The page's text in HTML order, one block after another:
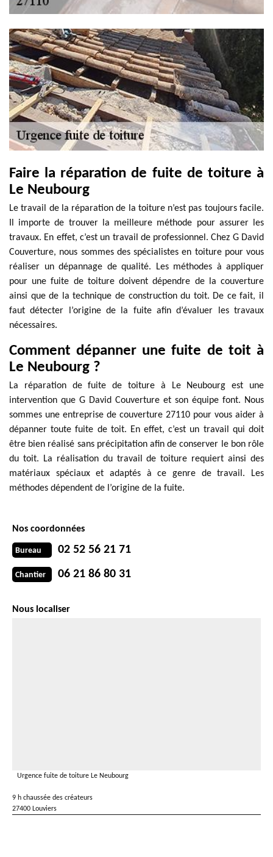
Faire la réparation de fuite de toiture à
Le Neubourg
Le travail de la réparation de la toiture n’est pas toujours facile.
Il importe de trouver la meilleure méthode pour assurer les
travaux. En effet, c’est un travail de professionnel. Chez G David
Couverture, nous sommes des spécialistes en toiture pour vous
réaliser un dépannage de qualité. Les méthodes à appliquer
pour une fuite de toiture doivent dépendre de la couverture
ainsi que de la technique de construction du toit. De ce fait, il
faut détecter l’origine de la fuite afin d’évaluer les travaux
nécessaires.
Comment dépanner une fuite de toit à
Le Neubourg ?
La réparation de fuite de toiture à Le Neubourg est une
intervention que G David Couverture et son équipe font. Nous
sommes une entreprise de couverture 27110 pour vous aider à
dépanner toute fuite de toit. En effet, c’est un travail qui doit
être bien réalisé sans précipitation afin de conserver le bon rôle
du toit. La réalisation du travail de toiture requiert ainsi des
matériaux spéciaux et adaptés à ce genre de travail. Les
méthodes dépendent de l’origine de la fuite.
Nos coordonnées
Bureau 02 52 56 21 71
Chantier 06 21 86 80 31
Nous localiser
Urgence fuite de toiture Le Neubourg
9 h chaussée des créateurs
27400 Louviers